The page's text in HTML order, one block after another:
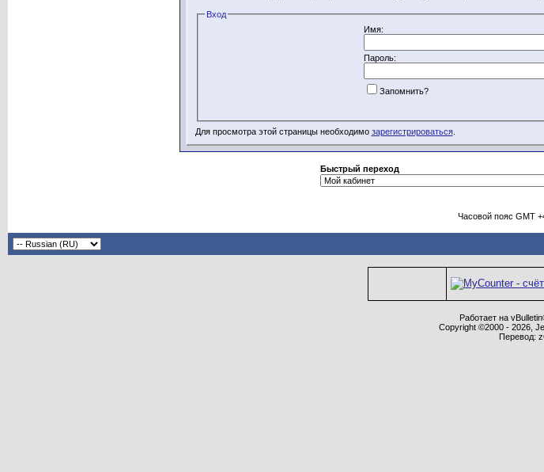
Вход
Имя:
Пароль:
Запомнить?
Для просмотра этой страницы необходимо зарегистрироваться.
Быстрый переход
Часовой пояс GMT
Работает на
Copyright ©2000 - 2026,
Перевод: